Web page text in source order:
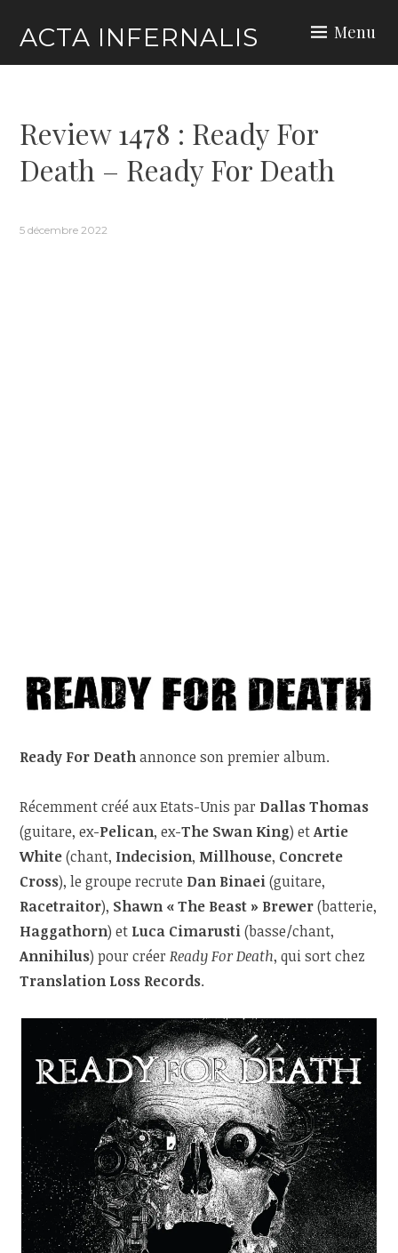
content
ACTA INFERNALIS Menu
Review 1478 : Ready For
Death – Ready For Death
5 décembre 2022
Ready For Deathannonce son premier album.
Récemment créé aux Etats-Unis par Dallas Thomas
(guitare, ex-Pelican, ex-The Swan King) etArtie
White(chant, Indecision, Millhouse, Concrete
Cross), le groupe recrute Dan Binaei(guitare,
Racetraitor), Shawn « The Beast » Brewer(batterie,
Haggathorn) et Luca Cimarusti(basse/chant,
Annihilus) pour créerReady For Death, qui sort chez
Translation Loss Records.